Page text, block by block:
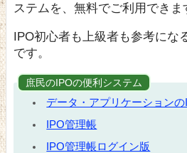
ステムを、無料でご利用できま
IPO初心者も上級者も参考にな
です。
庶民のIPOの便利システム
データ・アプリケーション
IPO管理帳
IPO管理帳ログイン版